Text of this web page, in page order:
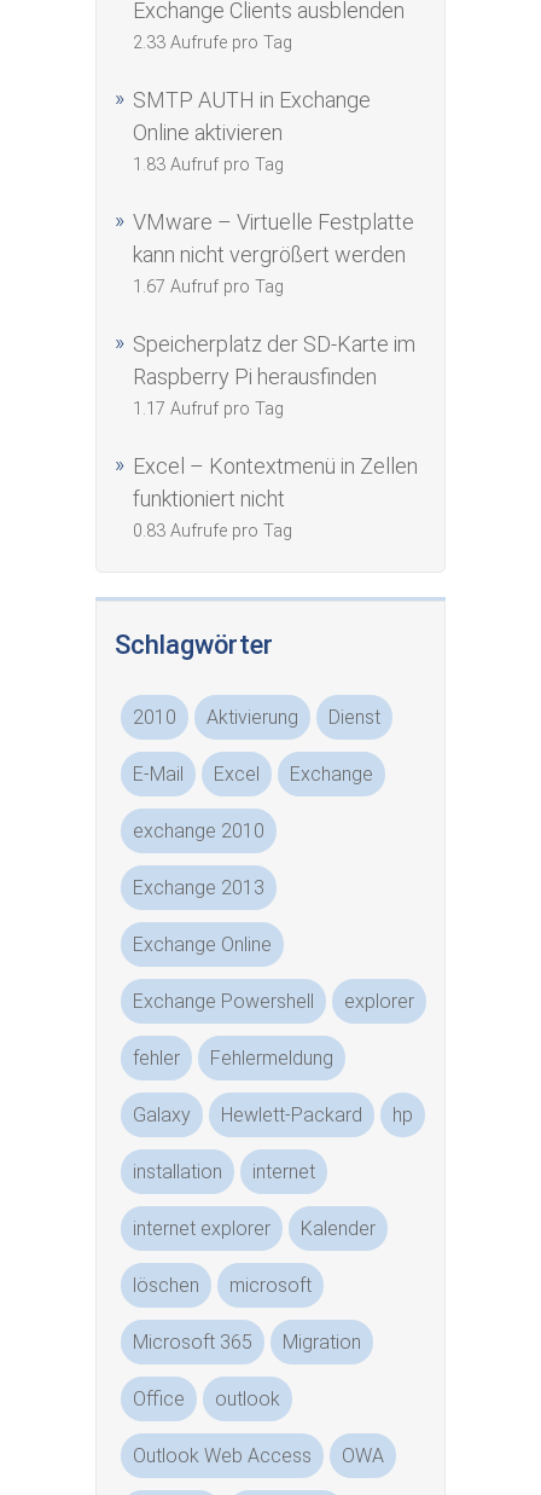
Exchange Clients ausblenden
2.33 Aufrufe pro Tag
SMTP AUTH in Exchange
Online aktivieren
1.83 Aufruf pro Tag
VMware – Virtuelle Festplatte
kann nicht vergrößert werden
1.67 Aufruf pro Tag
Speicherplatz der SD-Karte im
Raspberry Pi herausfinden
1.17 Aufruf pro Tag
Excel – Kontextmenü in Zellen
funktioniert nicht
0.83 Aufrufe pro Tag
Schlagwörter
2010 Aktivierung Dienst
E-Mail Excel Exchange
exchange 2010
Exchange 2013
Exchange Online
Exchange Powershell explorer
fehler Fehlermeldung
Galaxy Hewlett-Packard hp
installation internet
internet explorer Kalender
löschen microsoft
Microsoft 365 Migration
Office outlook
Outlook Web Access OWA